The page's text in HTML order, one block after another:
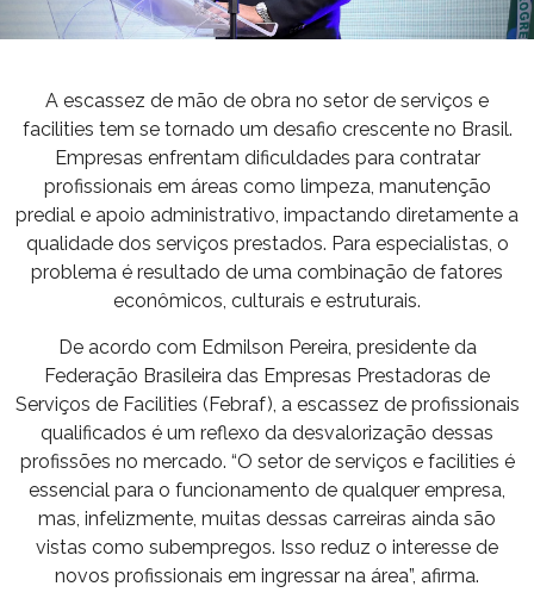
A escassez de mão de obra no setor de serviços e
facilities tem se tornado um desafio crescente no Brasil.
Empresas enfrentam dificuldades para contratar
profissionais em áreas como limpeza, manutenção
predial e apoio administrativo, impactando diretamente a
qualidade dos serviços prestados. Para especialistas, o
problema é resultado de uma combinação de fatores
econômicos, culturais e estruturais.
De acordo com Edmilson Pereira, presidente da
Federação Brasileira das Empresas Prestadoras de
Serviços de Facilities (Febraf), a escassez de profissionais
qualificados é um reflexo da desvalorização dessas
profissões no mercado. “O setor de serviços e facilities é
essencial para o funcionamento de qualquer empresa,
mas, infelizmente, muitas dessas carreiras ainda são
vistas como subempregos. Isso reduz o interesse de
novos profissionais em ingressar na área”, afirma.